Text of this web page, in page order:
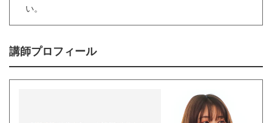
い。
講師プロフィール